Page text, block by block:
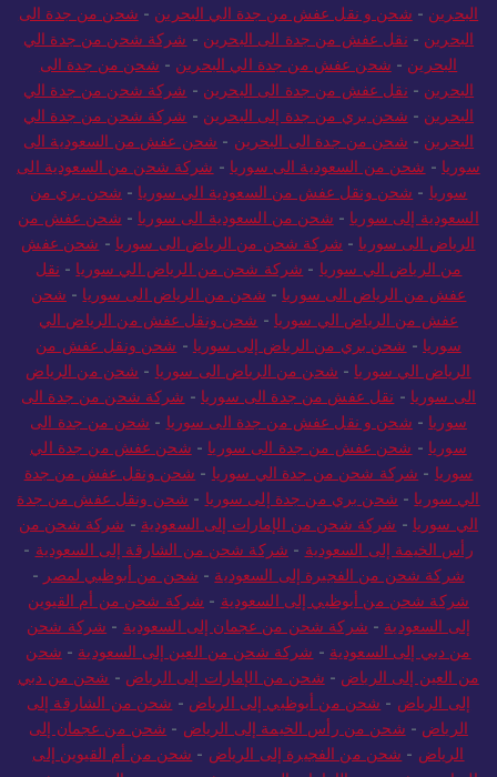
البحرين - شحن و نقل عفش من جدة الي البحرين - شحن من جدة الى
البحرين - نقل عفش من جدة الى البحرين - شركة شحن من جدة الي
البحرين - شحن عفش من جدة الي البحرين - شحن من جدة الى
البحرين - نقل عفش من جدة الى البحرين - شركة شحن من جدة الي
البحرين - شحن بري من جدة إلى البحرين - شركة شحن من جدة الي
البحرين - شحن من جدة الى البحرين - شحن عفش من السعودية الى
سوريا - شحن من السعودية الى سوريا - شركة شحن من السعودية الى
سوريا - شحن ونقل عفش من السعودية الي سوريا - شحن بري من
السعودية إلى سوريا - شحن من السعودية الى سوريا - شحن عفش من
الرياض الى سوريا - شركة شحن من الرياض الى سوريا - شحن عفش
من الرياض الي سوريا - شركة شحن من الرياض الي سوريا - نقل
عفش من الرياض الى سوريا - شحن من الرياض الى سوريا - شحن
عفش من الرياض الي سوريا - شحن ونقل عفش من الرياض الي
سوريا - شحن بري من الرياض إلى سوريا - شحن ونقل عفش من
الرياض الي سوريا - شحن من الرياض الى سوريا - شحن من الرياض
الى سوريا - نقل عفش من جدة الى سوريا - شركة شحن من جدة الى
سوريا - شحن و نقل عفش من جدة الى سوريا - شحن من جدة الى
سوريا - شحن عفش من جدة الى سوريا - شحن عفش من جدة الي
سوريا - شركة شحن من جدة الي سوريا - شحن ونقل عفش من جدة
الي سوريا - شحن بري من جدة إلى سوريا - شحن ونقل عفش من جدة
الي سوريا - شركة شحن من الإمارات إلى السعودية - شركة شحن من
رأس الخيمة إلى السعودية - شركة شحن من الشارقة إلى السعودية -
شركة شحن من الفجيرة إلى السعودية - شحن من أبوظبي لمصر -
شركة شحن من أبوظبي إلى السعودية - شركة شحن من أم القيوين
إلى السعودية - شركة شحن من عجمان إلى السعودية - شركة شحن
من دبي إلى السعودية - شركة شحن من العين إلى السعودية - شحن
من العين إلى الرياض - شحن من الإمارات إلى الرياض - شحن من دبي
إلى الرياض - شحن من أبوظبي إلى الرياض - شحن من الشارقة إلى
الرياض - شحن من رأس الخيمة إلى الرياض - شحن من عجمان إلى
الرياض - شحن من الفجيرة إلى الرياض - شحن من أم القيوين إلى